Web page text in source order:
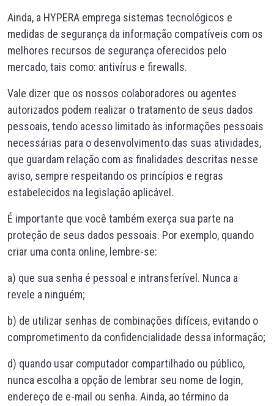
Ainda, a HYPERA emprega sistemas tecnológicos e
medidas de segurança da informação compatíveis com os
melhores recursos de segurança oferecidos pelo
mercado, tais como: antivírus e firewalls.
Vale dizer que os nossos colaboradores ou agentes
autorizados podem realizar o tratamento de seus dados
pessoais, tendo acesso limitado às informações pessoais
necessárias para o desenvolvimento das suas atividades,
que guardam relação com as finalidades descritas nesse
aviso, sempre respeitando os princípios e regras
estabelecidos na legislação aplicável.
É importante que você também exerça sua parte na
proteção de seus dados pessoais. Por exemplo, quando
criar uma conta online, lembre-se:
a) que sua senha é pessoal e intransferível. Nunca a
revele a ninguém;
b) de utilizar senhas de combinações difíceis, evitando o
comprometimento da confidencialidade dessa informação;
d) quando usar computador compartilhado ou público,
nunca escolha a opção de lembrar seu nome de login,
endereço de e-mail ou senha. Ainda, ao término da